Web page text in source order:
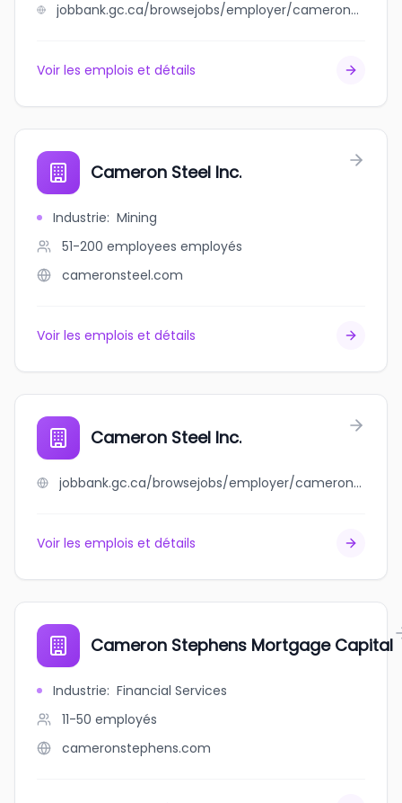
jobbank.gc.ca/browsejobs/employer/cameron+speedway+and+amusment/ca
Voir les emplois et détails
Cameron Steel Inc.
Industrie: Mining
51-200 employees employés
cameronsteel.com
Voir les emplois et détails
Cameron Steel Inc.
jobbank.gc.ca/browsejobs/employer/cameron+steel+inc./ca
Voir les emplois et détails
Cameron Stephens Mortgage Capital
Industrie: Financial Services
11-50 employés
cameronstephens.com